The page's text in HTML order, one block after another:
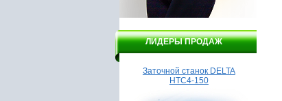
ЛИДЕРЫ ПРОДАЖ
Заточной станок DELTA
НТС4-150